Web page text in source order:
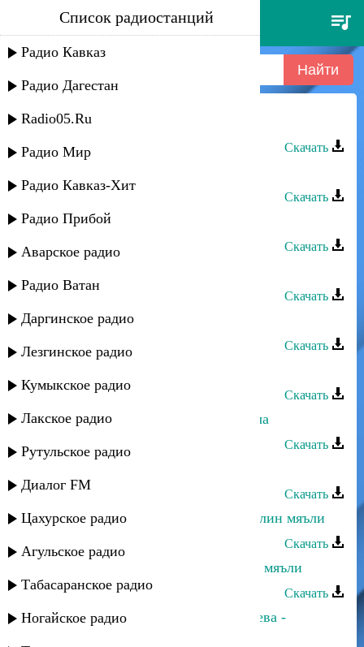
муи гасанова - народная
Список радиостанций
Радио Кавказ
Радио Дагестан
Radio05.Ru
Радио Мир
Радио Кавказ-Хит
Радио Прибой
Аварское радио
Радио Ватан
Даргинское радио
Лезгинское радио
Кумыкское радио
Лакское радио
Рутульское радио
Диалог FM
Цахурское радио
Агульское радио
Табасаранское радио
Ногайское радио
Муи Гасанова - Народная 2
Скачать
Скачать
Муи Гасанова - Народная
Скачать
Скачать
Хомуз - Кумыкская народная
Скачать
Скачать
Зарифа Гасанова - Уву ахуз дуфнача
Скачать
Скачать
Зарифа Гасанова - Бюльбюль жаквлин мяъли
Скачать
Зарифа Гасанова - Бицудариз вуйи мяъли
Скачать
Динара Гасанова и Шамсият Прачева -